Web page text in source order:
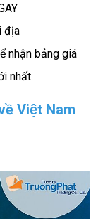
địa
nhận bảng giá
nhất
Việt Nam